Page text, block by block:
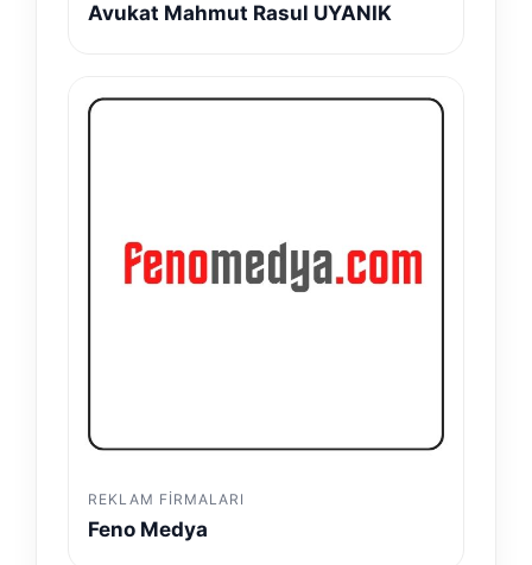
Avukat Mahmut Rasul UYANIK
REKLAM FIRMALARI
Feno Medya